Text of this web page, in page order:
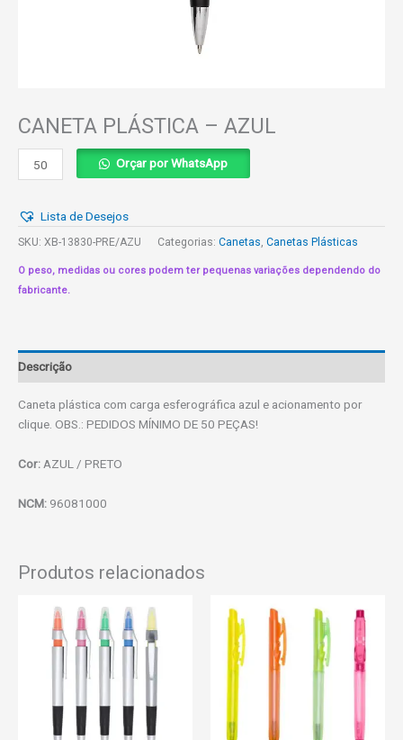
CANETA PLÁSTICA – AZUL
CANETA
PLÁSTICA
AZUL
quantidade
Orçar por WhatsApp
Lista de Desejos
SKU: XB-13830-PRE/AZU Categorias: Canetas, Canetas Plásticas
O peso, medidas ou cores podem ter pequenas variações dependendo do
fabricante.
Descrição
Caneta plástica com carga esferográfica azul e acionamento por
clique. OBS.: PEDIDOS MÍNIMO DE 50 PEÇAS!
Cor: AZUL / PRETO
NCM: 96081000
Produtos relacionados